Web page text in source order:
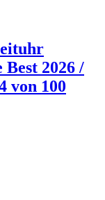
2026 /
von 100